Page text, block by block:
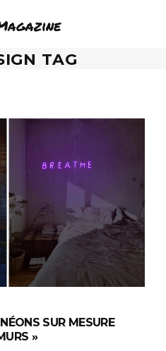
TAG
SUR MESURE
»